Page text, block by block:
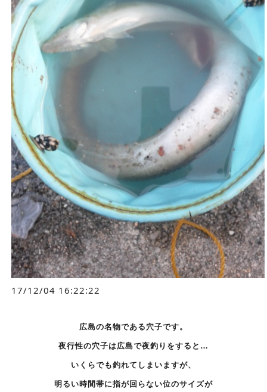
17/12/04 16:22:22
広島の名物である穴子です。
夜行性の穴子は広島で夜釣りをすると…
いくらでも釣れてしまいますが、
明るい時間帯に指が回らない位のサイズが